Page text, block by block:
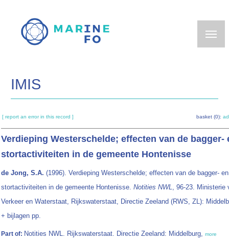
main
IMIS
[ report an error in this record ] basket (0):
Verdieping Westerschelde; effecten van de bagger-
stortactiviteiten in de gemeente Hontenisse
de Jong, S.A. (1996). Verdieping Westerschelde; effecten van de bagger- en
stortactiviteiten in de gemeente Hontenisse. Notities NWL, 96-23. Ministerie
Verkeer en Waterstaat, Rijkswaterstaat, Directie Zeeland (RWS, ZL):
+ bijlagen pp.
Part of: Notities NWL. Rijkswaterstaat. Directie Zeeland: Middelburg, more